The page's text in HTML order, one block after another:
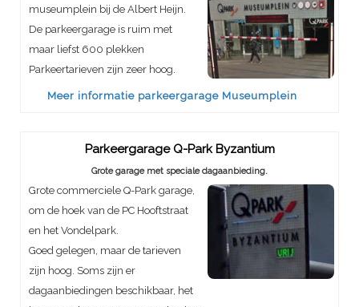
museumplein bij de Albert Heijn.
De parkeergarage is ruim met
maar liefst 600 plekken
Parkeertarieven zijn zeer hoog.
Meer informatie parkeergarage Museumplein
Parkeergarage Q-Park Byzantium
Grote garage met speciale dagaanbieding.
Grote commerciele Q-Park garage,
om de hoek van de PC Hooftstraat
en het Vondelpark.
Goed gelegen, maar de tarieven
zijn hoog. Soms zijn er
dagaanbiedingen beschikbaar, het